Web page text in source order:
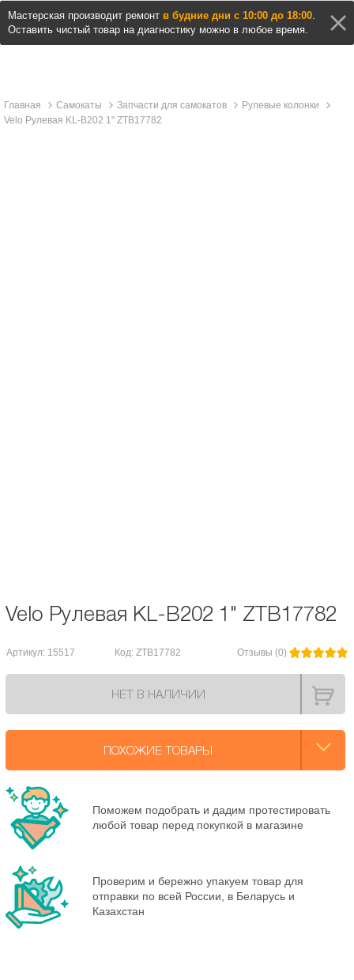
Мастерская производит ремонт в будние дни с 10:00 до 18:00.
Оставить чистый товар на диагностику можно в любое время.
Главная Самокаты Запчасти для самокатов
Рулевые колонки
Velo Рулевая KL-B202 1" ZTB17782
Velo Рулевая KL-B202 1" ZTB17782
Артикул: 15517 Код: ZTB17782 Отзывы (0)
НЕТ В НАЛИЧИИ
ПОХОЖИЕ ТОВАРЫ
Поможем подобрать и дадим протестировать
любой товар перед покупкой в магазине
Проверим и бережно упакуем товар для
отправки по всей России, в Беларусь и
Казахстан